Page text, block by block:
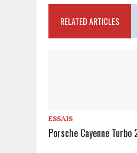
RELATED ARTICLES
ESSAIS
Porsche Cayenne Turbo